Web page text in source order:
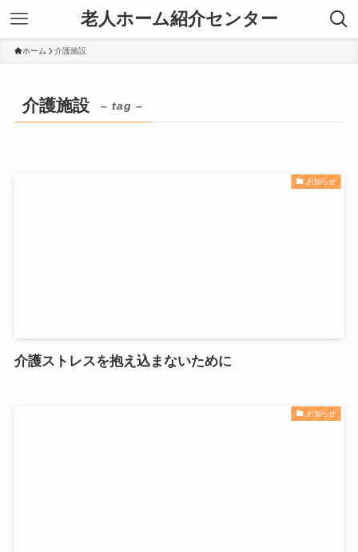
老人ホーム紹介センター
ホーム 介護施設
介護施設 – tag –
お知らせ
介護ストレスを抱え込まないために
お知らせ